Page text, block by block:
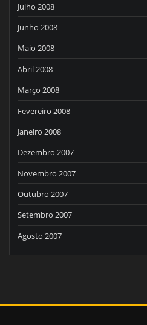
Julho 2008
Junho 2008
Maio 2008
Abril 2008
Março 2008
Fevereiro 2008
Janeiro 2008
Dezembro 2007
Novembro 2007
Outubro 2007
Setembro 2007
Agosto 2007